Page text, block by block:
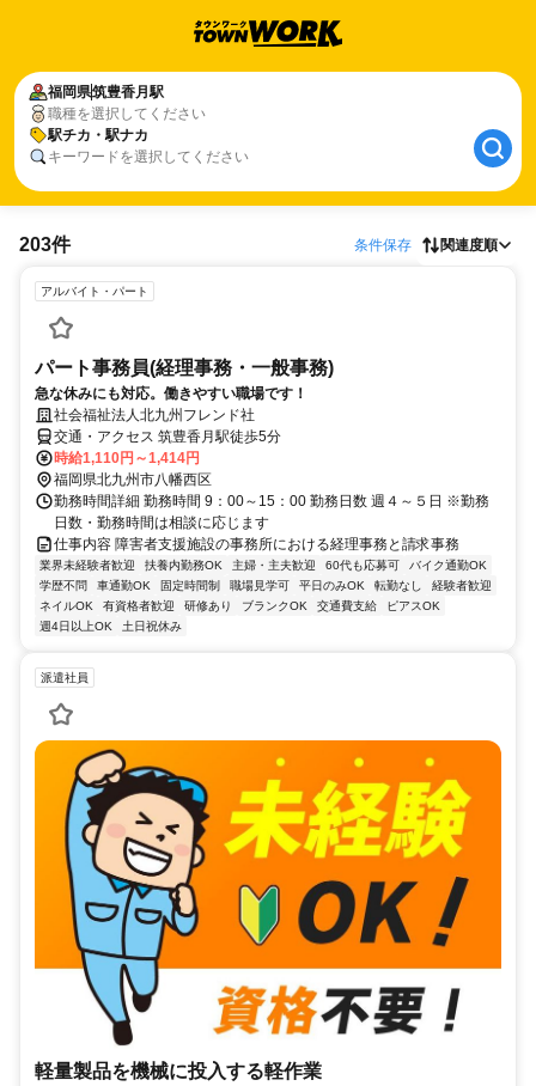
福岡県筑豊香月駅
職種を選択してください
駅チカ・駅ナカ
キーワードを選択してください
203件 条件保存 関連度順
アルバイト・パート
パート事務員(経理事務・一般事務)
急な休みにも対応。働きやすい職場です！
社会福祉法人北九州フレンド社
交通・アクセス 筑豊香月駅徒歩5分
時給1,110円～1,414円
福岡県北九州市八幡西区
勤務時間詳細 勤務時間 9：00～15：00 勤務日数 週４～５日 ※勤務
日数・勤務時間は相談に応じます
仕事内容 障害者支援施設の事務所における経理事務と請求事務
業界未経験者歓迎 扶養内勤務OK 主婦・主夫歓迎 60代も応募可
バイク通勤OK
学歴不問
車通勤OK 固定時間制 職場見学可 平日のみOK 転勤なし
経験者歓迎
ネイルOK
有資格者歓迎 研修あり ブランクOK 交通費支給
ピアスOK
週4日以上OK
土日祝休み
派遣社員
軽量製品を機械に投入する軽作業